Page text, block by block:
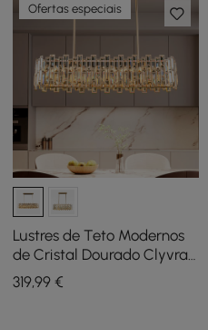
Ofertas especiais
Lustres de Teto Modernos
de Cristal Dourado Clyvra
970mm com Altura e Brilho
Ajustáveis
319,99 €